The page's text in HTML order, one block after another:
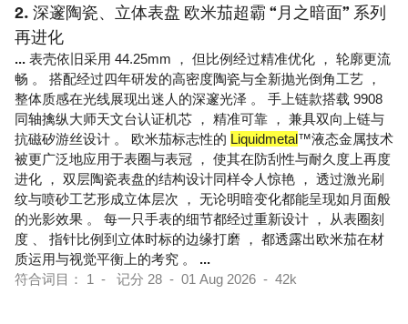
2. 深邃陶瓷、立体表盘 欧米茄超霸 “月之暗面” 系列
再进化
... 表壳依旧采用 44.25mm ， 但比例经过精准优化 ， 轮廓更流
畅 。 搭配经过四年研发的高密度陶瓷与全新抛光倒角工艺 ，
整体质感在光线展现出迷人的深邃光泽 。 手上链款搭载 9908
同轴擒纵大师天文台认证机芯 ， 精准可靠 ， 兼具双向上链与
抗磁矽游丝设计 。 欧米茄标志性的 Liquidmetal™液态金属技术
被更广泛地应用于表圈与表冠 ， 使其在防刮性与耐久度上再度
进化 ， 双层陶瓷表盘的结构设计同样令人惊艳 ， 透过激光刷
纹与喷砂工艺形成立体层次 ， 无论明暗变化都能呈现如月面般
的光影效果 。 每一只手表的细节都经过重新设计 ， 从表圈刻
度 、 指针比例到立体时标的边缘打磨 ， 都透露出欧米茄在材
质运用与视觉平衡上的考究 。 ...
符合词目： 1 - 记分 28 - 01 Aug 2026 - 42k